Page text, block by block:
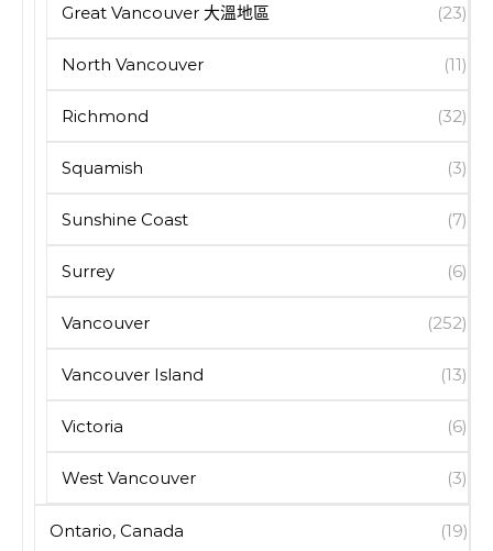
Great Vancouver 大溫地區 (23)
North Vancouver (11)
Richmond (32)
Squamish (3)
Sunshine Coast (7)
Surrey (6)
Vancouver (252)
Vancouver Island (13)
Victoria (6)
West Vancouver (3)
Ontario, Canada (19)